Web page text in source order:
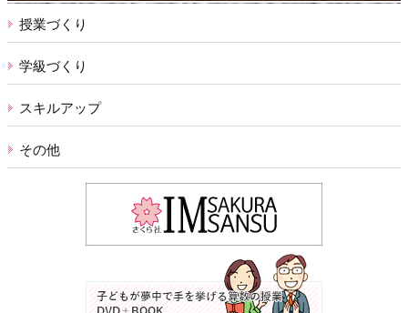
授業づくり
学級づくり
スキルアップ
その他